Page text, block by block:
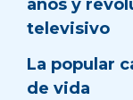
años y
televisivo
La popular
de vida